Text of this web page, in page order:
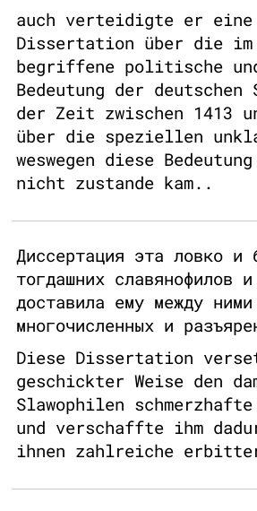
auch verteidigte er eine
Dissertation über die im
begriffene politische
Bedeutung der deutschen
der Zeit zwischen 1413
über die speziellen
weswegen diese
nicht zustande kam..
Диссертация эта ловко и
тогдашних славянофилов
доставила ему между ними
многочисленных и
Diese Dissertation
geschickter Weise den
Slawophilen
und verschaffte ihm
ihnen zahlreiche